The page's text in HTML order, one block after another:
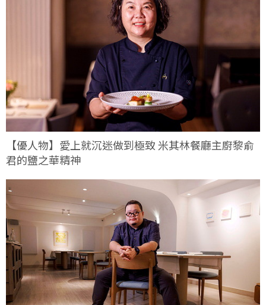
【優人物】愛上就沉迷做到極致 米其林餐廳主廚黎俞
君的鹽之華精神